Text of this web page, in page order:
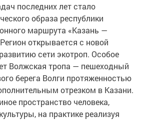
последних лет стало
образа республики
маршрута «Казань —
открывается с новой
сети экотроп. Особое
Волжская тропа — пешеходный
берега Волги протяженностью
отрезком в Казани.
пространство человека,
на практике реализуя